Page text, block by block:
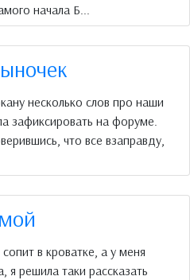
начала Б...
несколько слов про наши
зафиксировать на форуме.
что все взаправду,
в кроватке, а у меня
я решила таки рассказать